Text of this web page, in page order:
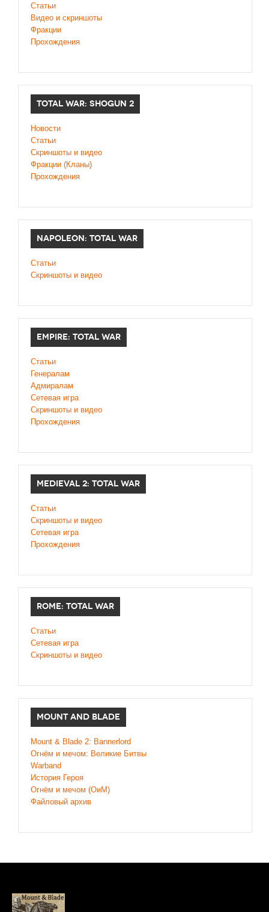
Статьи
Видео и скриншоты
Фракции
Прохождения
TOTAL WAR: SHOGUN 2
Новости
Статьи
Cкриншоты и видео
Фракции (Кланы)
Прохождения
NAPOLEON: TOTAL WAR
Статьи
Скриншоты и видео
EMPIRE: TOTAL WAR
Статьи
Генералам
Адмиралам
Сетевая игра
Скриншоты и видео
Прохождения
MEDIEVAL 2: TOTAL WAR
Статьи
Скриншоты и видео
Сетевая игра
Прохождения
ROME: TOTAL WAR
Статьи
Сетевая игра
Скриншоты и видео
MOUNT AND BLADE
Mount & Blade 2: Bannerlord
Огнём и мечом: Великие Битвы
Warband
История Героя
Огнём и мечом (ОиМ)
Файловый архив